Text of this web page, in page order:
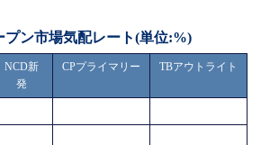
プン市場気配レート(単位:%)
NCD新
発
CPプライマリー TBアウトライト